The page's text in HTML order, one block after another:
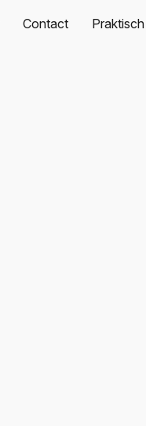
Contact Praktisch